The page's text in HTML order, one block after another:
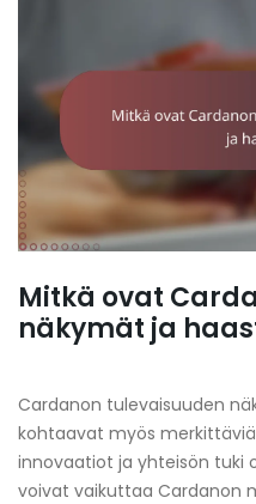
Mitkä ovat
näkymät ja
Cardanon tulevaisuuden
kohtaavat myös
innovaatiot ja yhteisön tuki
voivat vaikuttaa Cardanon